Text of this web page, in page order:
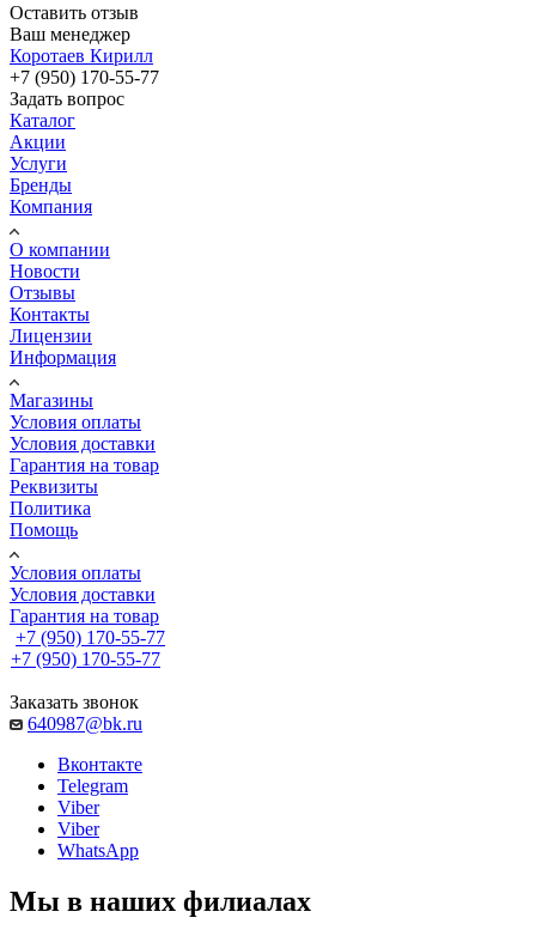
Оставить отзыв
Ваш менеджер
Коротаев Кирилл
+7 (950) 170-55-77
Задать вопрос
Каталог
Акции
Услуги
Бренды
Компания
О компании
Новости
Отзывы
Контакты
Лицензии
Информация
Магазины
Условия оплаты
Условия доставки
Гарантия на товар
Реквизиты
Политика
Помощь
Условия оплаты
Условия доставки
Гарантия на товар
+7 (950) 170-55-77
+7 (950) 170-55-77
Заказать звонок
640987@bk.ru
Вконтакте
Telegram
Viber
Viber
WhatsApp
Мы в наших филиалах